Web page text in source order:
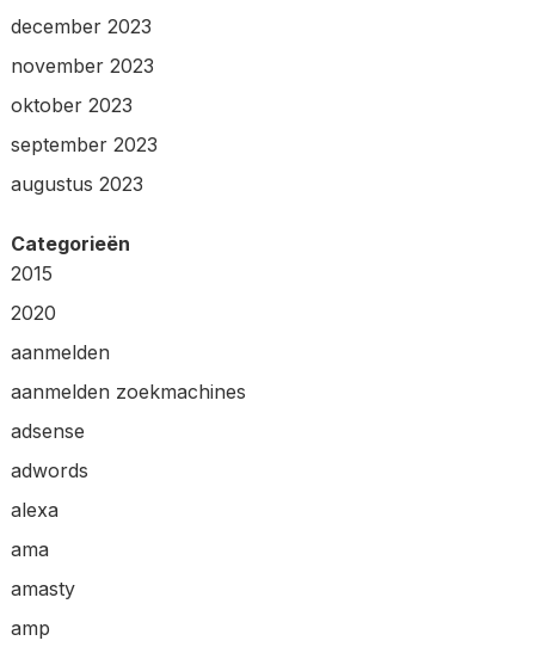
december 2023
november 2023
oktober 2023
september 2023
augustus 2023
Categorieën
2015
2020
aanmelden
aanmelden zoekmachines
adsense
adwords
alexa
ama
amasty
amp